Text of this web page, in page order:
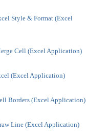
Style & Format (Excel
Cell (Excel Application)
(Excel Application)
Borders (Excel Application)
Line (Excel Application)